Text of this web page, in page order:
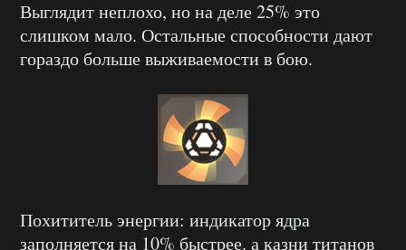
Выглядит неплохо, но на деле 25% это
слишком мало. Остальные способности дают
гораздо больше выживаемости в бою.
Похититель энергии: индикатор ядра
заполняется на 10% быстрее. а казни титанов